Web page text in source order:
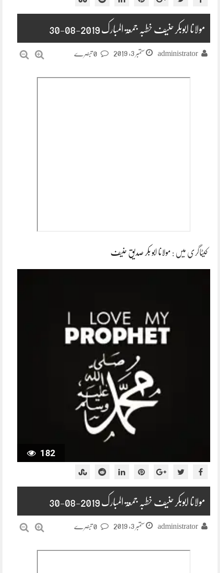
مولانا ابوبکر حنیف خطبہ جمعۃ المبارک 2019-08-30
administrator ستمبر 3, 2019
کیٹاگری میں : مولانا ابو بکر صدیق حنیف
182
مولانا ابوبکر حنیف خطبہ جمعۃ المبارک 2019-08-30
administrator ستمبر 3, 2019